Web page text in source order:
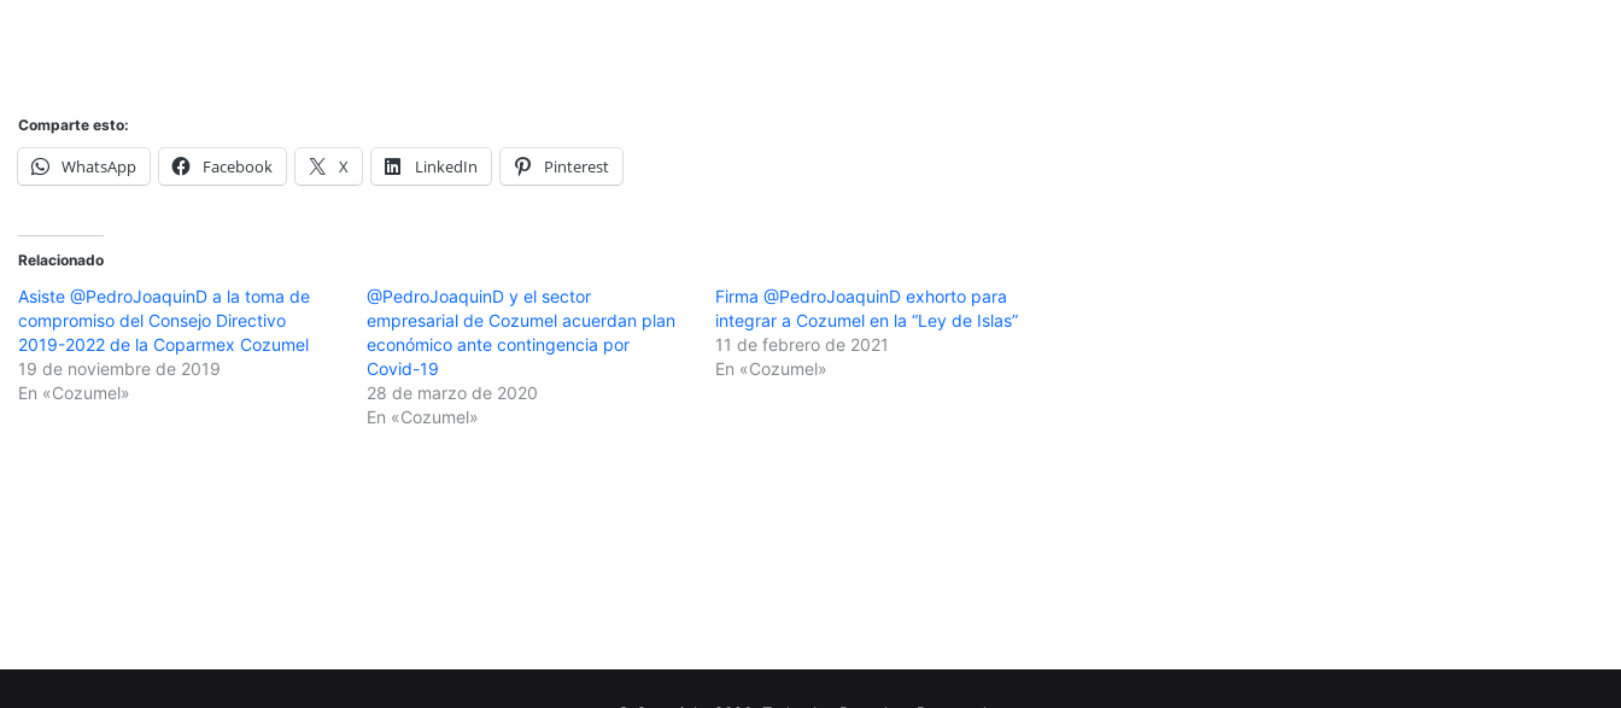
Comparte esto:
WhatsApp Facebook X LinkedIn Pinterest
Relacionado
Asiste @PedroJoaquinD a la toma de
compromiso del Consejo Directivo
2019-2022 de la Coparmex Cozumel
19 de noviembre de 2019
En «Cozumel»
@PedroJoaquinD y el sector
empresarial de Cozumel acuerdan plan
económico ante contingencia por
Covid-19
28 de marzo de 2020
En «Cozumel»
Firma @PedroJoaquinD exhorto para
integrar a Cozumel en la “Ley de Islas”
11 de febrero de 2021
En «Cozumel»